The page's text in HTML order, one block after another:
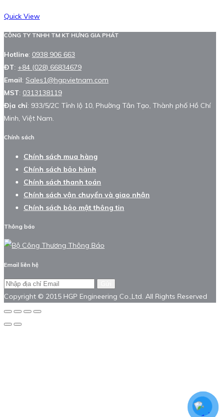
Quick View
CÔNG TY TNHH TM KT HƯNG GIA PHÁT
Hotline: 0938 906 663
ĐT: +84 (028) 66834679
Email: Sales1@hgpvietnam.com
MST: 0313138119
Địa chỉ: 933/5/2C Tỉnh lộ 10, Phường Tân Tạo, Thành phố Hồ Chí
Minh, Việt Nam.
Chính sách
Chính sách mua hàng
Chính sách bảo hành
Chính sách thanh toán
Chính sách vận chuyển và giao nhận
Chính sách bảo mật thông tin
Thông báo
Email liên hệ
Copyright © 2015 HGP Engineering Co.,Ltd. All Rights Reserved